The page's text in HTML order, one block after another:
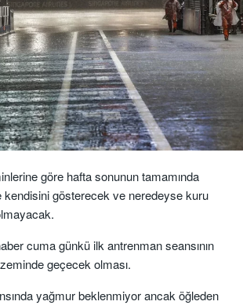
göre hafta sonunun tamamında
gösterecek ve neredeyse kuru
cuma günkü ilk antrenman seansının
geçecek olması.
yağmur beklenmiyor ancak öğleden